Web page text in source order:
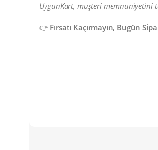
UygunKart, müşteri memnuniyetini
👉 Fırsatı Kaçırmayın, Bugün